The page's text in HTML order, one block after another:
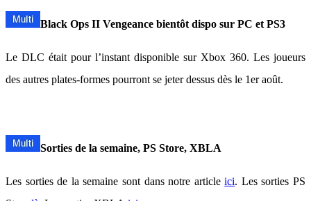
Black Ops II Vengeance bientôt dispo sur PC et PS3
Le DLC était pour l’instant disponible sur Xbox 360. Les joueurs
des autres plates-formes pourront se jeter dessus dès le 1er août.
Sorties de la semaine, PS Store, XBLA
Les sorties de la semaine sont dans notre articleici. Les sorties PS